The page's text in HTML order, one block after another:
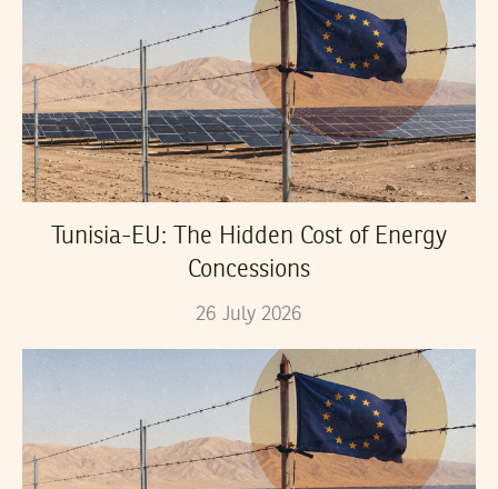
Tunisia-EU: The Hidden Cost of Energy
Concessions
26 July 2026